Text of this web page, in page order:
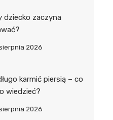
dziecko zaczyna
2026
karmić piersią – co
wiedzieć?
2026